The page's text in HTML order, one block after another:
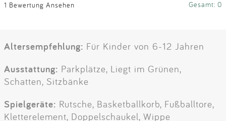
1 Bewertung Ansehen Gesamt: 0
Altersempfehlung: Für Kinder von 6-12 Jahren
Ausstattung: Parkplätze, Liegt im Grünen,
Schatten, Sitzbänke
Spielgeräte: Rutsche, Basketballkorb, Fußballtore,
Kletterelement, Doppelschaukel, Wippe